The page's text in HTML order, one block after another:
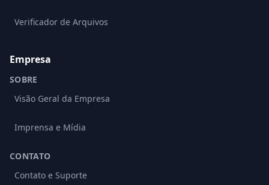
Verificador de Arquivos
Empresa
SOBRE
Visão Geral da Empresa
Imprensa e Mídia
CONTATO
Contato e Suporte